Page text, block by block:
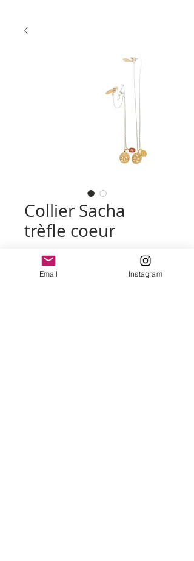
Collier Sacha
trèfle coeur
55,00 €
couleur
Email Instagram